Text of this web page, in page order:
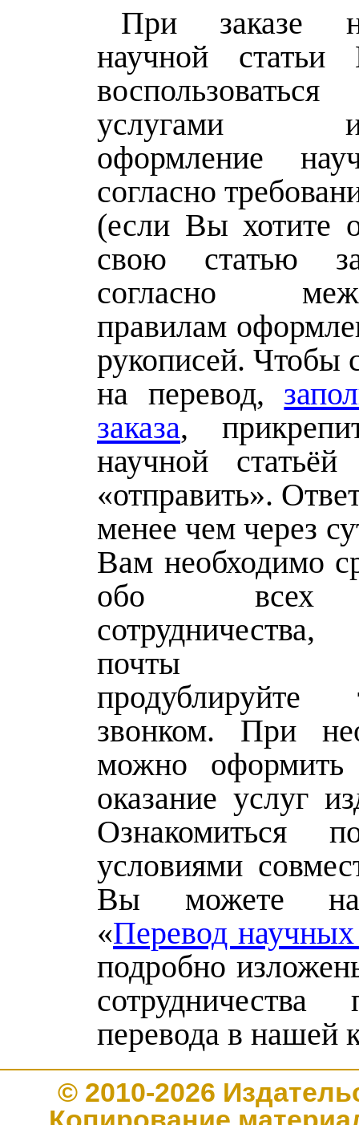
При заказе
научной
услугами
оформление
согласно
(если Вы хотите
свою статью
согласно
правилам
рукописей. Чтобы
на перевод,
заказа,
научной
«отправить».
менее чем через
Вам необходимо
обо всех
почты
продублируйте
звонком. При
можно оформить
оказание услуг
Ознакомиться
условиями
Вы можете на
«Перевод научных
подробно
перевода в нашей
© 2010-2026